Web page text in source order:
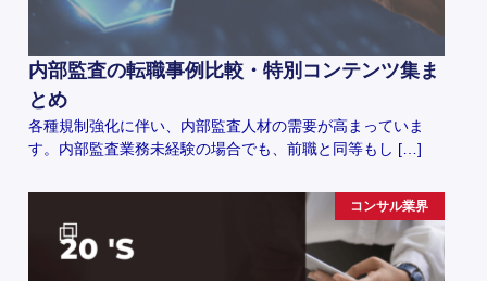
内部監査の転職事例比較・特別コンテンツ集ま
とめ
各種規制強化に伴い、内部監査人材の需要が高まっていま
す。内部監査業務未経験の場合でも、前職と同等もし […]
コンサル業界